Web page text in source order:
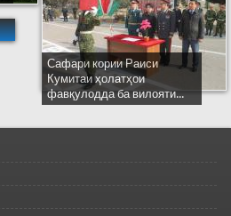
Сафари кории Раиси
Кумитаи ҳолатҳои
фавқулодда ба вилояти...